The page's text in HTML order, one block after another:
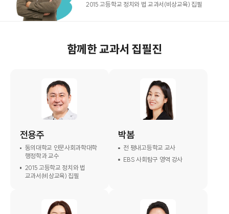
2015 고등학교 정치와 법 교과서(비상교육) 집필
함께한 교과서 집필진
전용주
동의대학교 인문사회과학대학
행정학과 교수
2015 고등학교 정치와 법
교과서(비상교육) 집필
박봄
전 평내고등학교 교사
EBS 사회탐구 영역 강사